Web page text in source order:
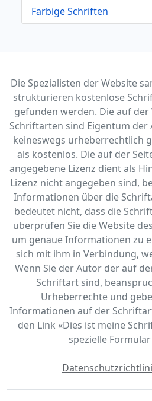
Farbige Schriften
Die Spezialisten der Website
strukturieren kostenlose
gefunden werden. Die auf
Schriftarten sind Eigentum
keineswegs urheberrechtlich
als kostenlos. Die auf der
angegebene Lizenz dient als
Lizenz nicht angegeben sind,
Informationen über die
bedeutet nicht, dass die
überprüfen Sie die Website
um genaue Informationen zu
sich mit ihm in Verbindung,
Wenn Sie der Autor der auf
Schriftart sind,
Urheberrechte und
Informationen auf der
den Link «‎Dies ist meine
spezielle